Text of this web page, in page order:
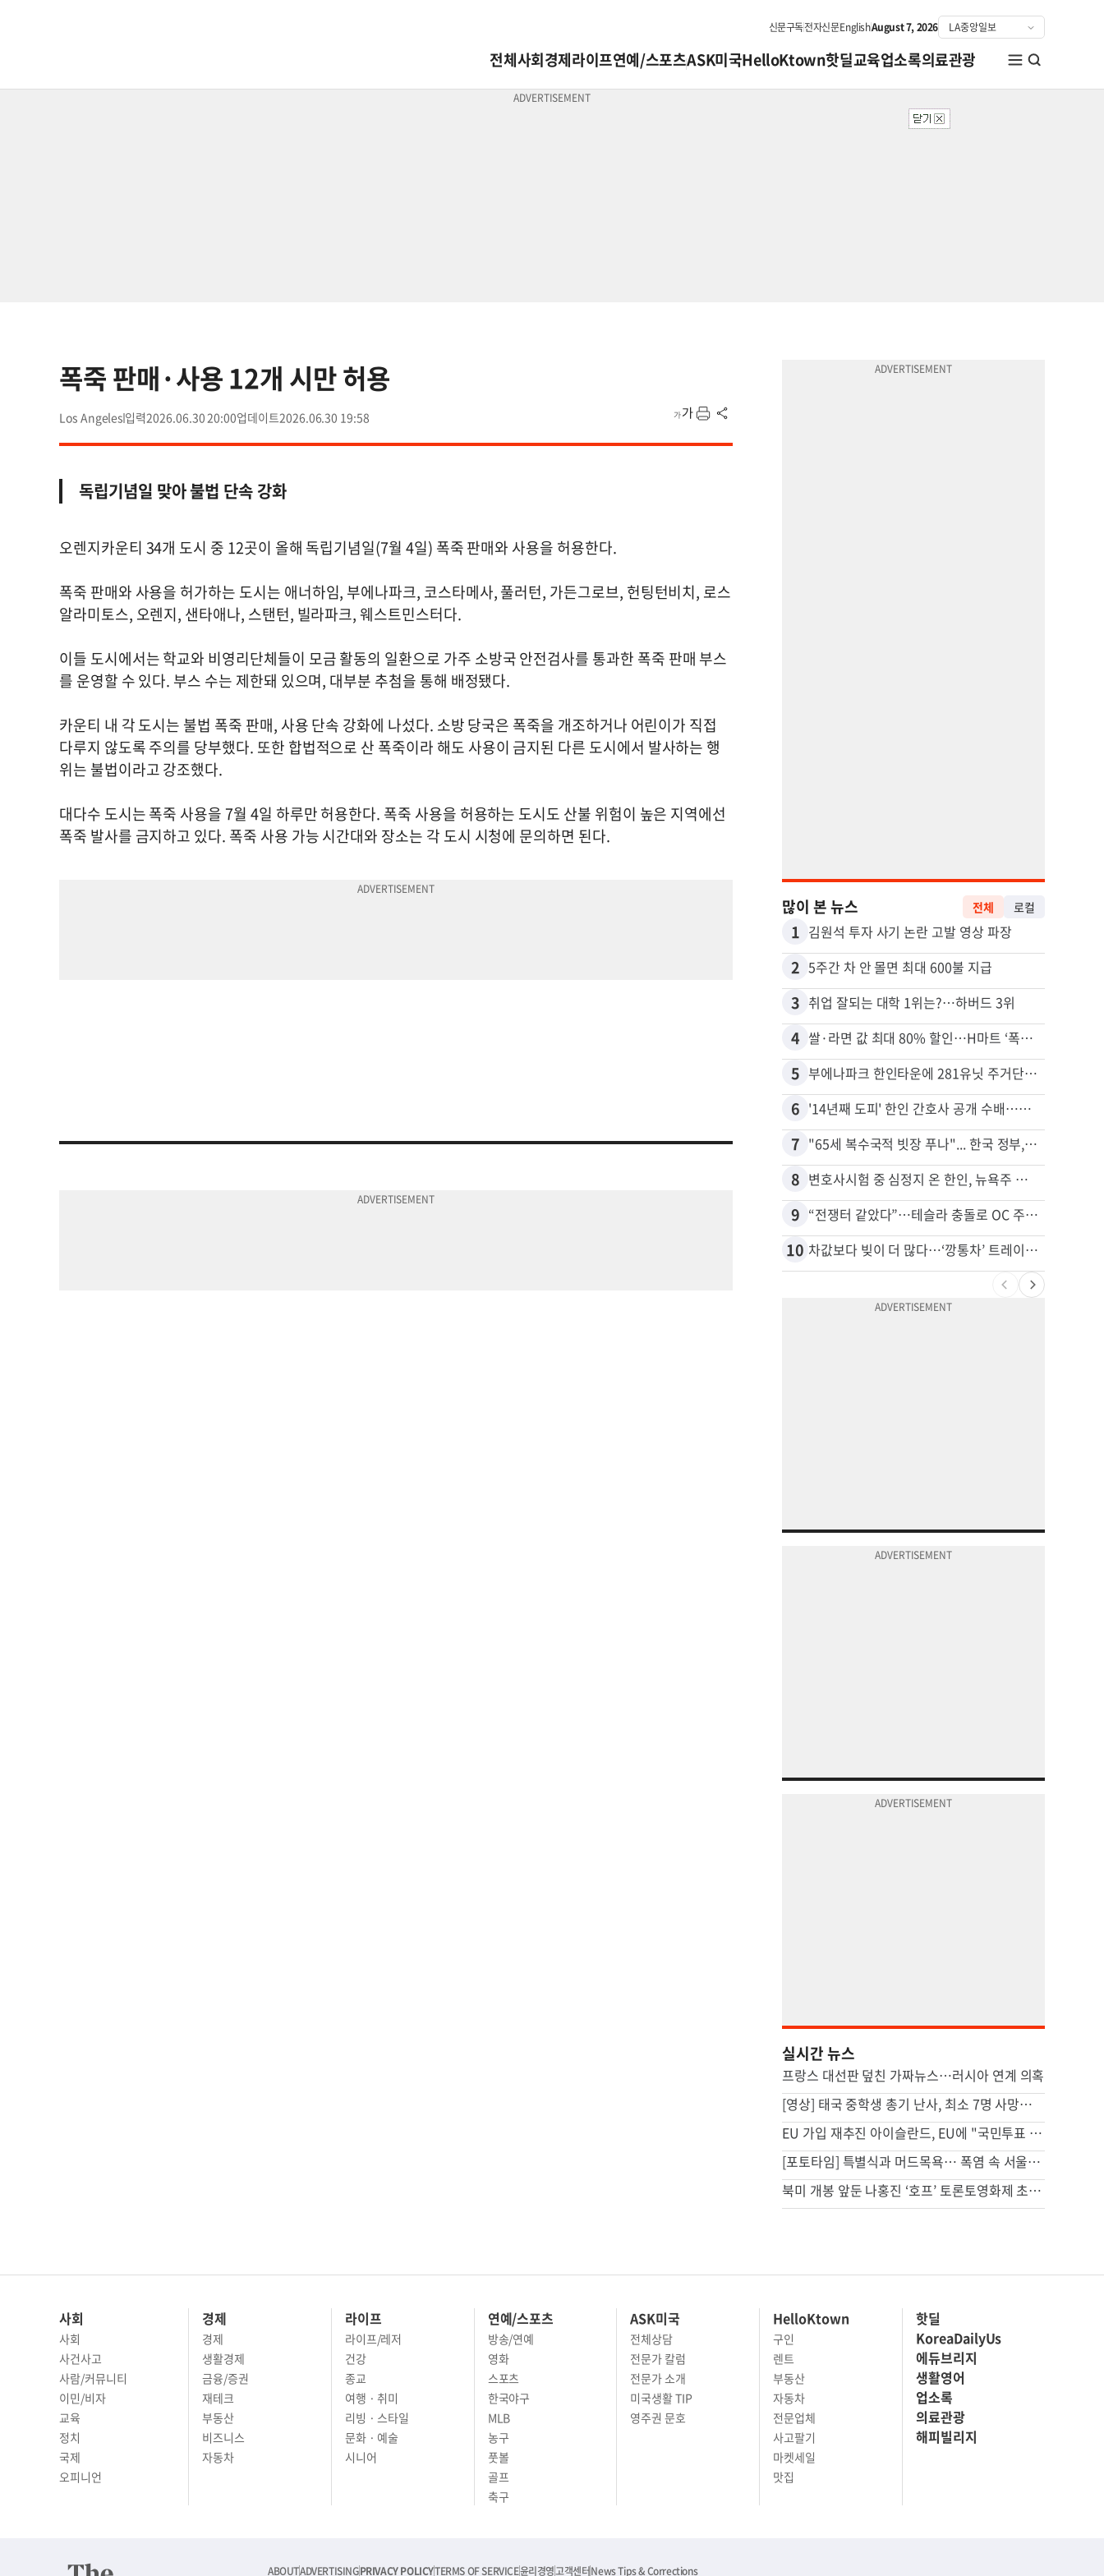
신문구독전자신문EnglishAugust 7, 2026
전체사회경제라이프연예/스포츠ASK미국HelloKtown핫딜교육업소록의료관광
폭죽 판매·사용 12개 시만 허용
Los Angeles 2026.06.30 20:00 2026.06.30 19:58
독립기념일 맞아 불법 단속 강화
오렌지카운티 34개 도시 중 12곳이 올해 독립기념일(7월 4일) 폭죽 판매와 사용을 허용한다.
폭죽 판매와 사용을 허가하는 도시는 애너하임, 부에나파크, 코스타메사, 풀러턴, 가든그로브, 헌팅턴비치, 로스
알라미토스, 오렌지, 샌타애나, 스탠턴, 빌라파크, 웨스트민스터다.
이들 도시에서는 학교와 비영리단체들이 모금 활동의 일환으로 가주 소방국 안전검사를 통과한 폭죽 판매 부스
를 운영할 수 있다. 부스 수는 제한돼 있으며, 대부분 추첨을 통해 배정됐다.
카운티 내 각 도시는 불법 폭죽 판매, 사용 단속 강화에 나섰다. 소방 당국은 폭죽을 개조하거나 어린이가 직접
다루지 않도록 주의를 당부했다. 또한 합법적으로 산 폭죽이라 해도 사용이 금지된 다른 도시에서 발사하는 행
위는 불법이라고 강조했다.
대다수 도시는 폭죽 사용을 7월 4일 하루만 허용한다. 폭죽 사용을 허용하는 도시도 산불 위험이 높은 지역에선
폭죽 발사를 금지하고 있다. 폭죽 사용 가능 시간대와 장소는 각 도시 시청에 문의하면 된다.
많이 본 뉴스 전체 로컬
1 김원석 투자 사기 논란 고발 영상 파장
2 5주간 차 안 몰면 최대 600불 지급
3 취업 잘되는 대학 1위는?…하버드 3위
4 쌀·라면 값 최대 80% 할인…H마트 ‘폭탄 세일’
5 부에나파크 한인타운에 281유닛 주거단지 들어선다
6 '14년째 도피' 한인 간호사 공개 수배…메디케어 사기 유죄
7 "65세 복수국적 빗장 푸나"... 한국 정부, 연령 완화 전면 추진
8 변호사시험 중 심정지 온 한인, 뉴욕주 제소
9 “전쟁터 같았다”…테슬라 충돌로 OC 주택 4채 파손
10 차값보다 빚이 더 많다…‘깡통차’ 트레이드인 급증
실시간 뉴스
프랑스 대선판 덮친 가짜뉴스…러시아 연계 의혹
[영상] 태국 중학생 총기 난사, 최소 7명 사망…집에선 살해된 조부모
EU 가입 재추진 아이슬란드, EU에 "국민투표 간섭 사절"
[포토타임] 특별식과 머드목욕… 폭염 속 서울대공원 동물들의 여름나기
북미 개봉 앞둔 나홍진 ‘호프’ 토론토영화제 초청…이창동은 공로상
사회
사회
사건사고
사람/커뮤니티
이민/비자
교육
정치
국제
오피니언
경제
경제
생활경제
금융/증권
재테크
부동산
비즈니스
자동차
라이프
라이프/레저
건강
종교
여행 · 취미
리빙 · 스타일
문화 · 예술
시니어
연예/스포츠
방송/연예
영화
스포츠
한국야구
MLB
농구
풋볼
골프
축구
ASK미국
전체상담
전문가 칼럼
전문가 소개
미국생활 TIP
영주권 문호
HelloKtown
구인
렌트
부동산
자동차
전문업체
사고팔기
마켓세일
맛집
핫딜
KoreaDailyUs
에듀브리지
생활영어
업소록
의료관광
해피빌리지
ABOUTADVERTISINGPRIVACY POLICYTERMS OF SERVICE윤리경영고객센터News Tips & Corrections